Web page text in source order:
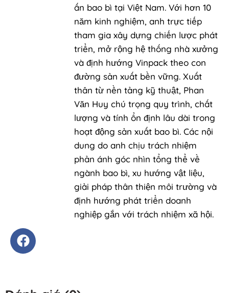
ấn bao bì tại Việt Nam. Với hơn 10
năm kinh nghiệm, anh trực tiếp
tham gia xây dựng chiến lược phát
triển, mở rộng hệ thống nhà xưởng
và định hướng Vinpack theo con
đường sản xuất bền vững. Xuất
thân từ nền tảng kỹ thuật, Phan
Văn Huy chú trọng quy trình, chất
lượng và tính ổn định lâu dài trong
hoạt động sản xuất bao bì. Các nội
dung do anh chịu trách nhiệm
phản ánh góc nhìn tổng thể về
ngành bao bì, xu hướng vật liệu,
giải pháp thân thiện môi trường và
định hướng phát triển doanh
nghiệp gắn với trách nhiệm xã hội.